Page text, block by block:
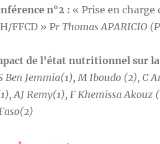
n°2 : « Prise en charge
FFCD » Pr Thomas APARICIO
de l’état nutritionnel sur
Ben Jemmia(1), M Iboudo (2), C
AJ Remy(1), F Khemissa